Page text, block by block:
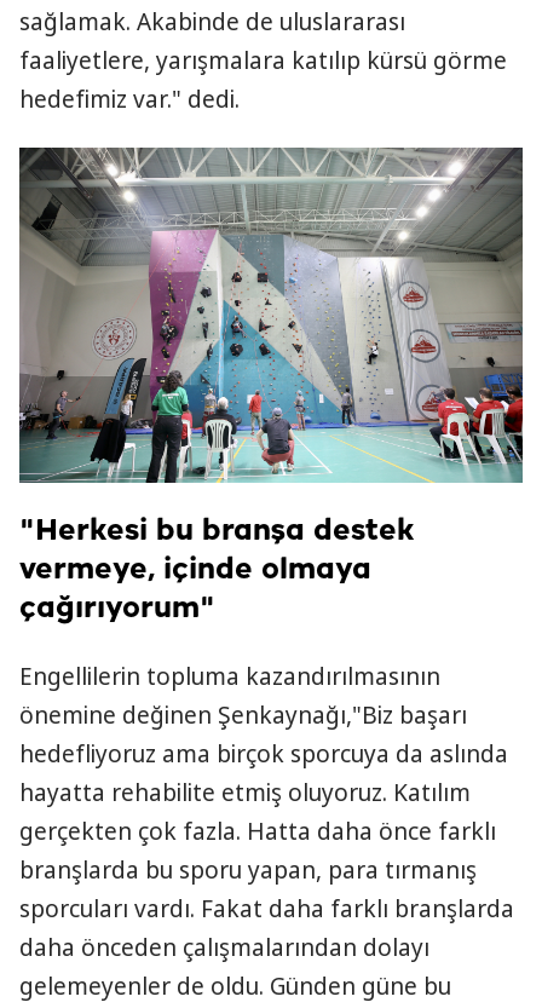
sağlamak. Akabinde de uluslararası
faaliyetlere, yarışmalara katılıp kürsü görme
hedefimiz var." dedi.
"Herkesi bu branşa destek
vermeye, içinde olmaya
çağırıyorum"
Engellilerin topluma kazandırılmasının
önemine değinen Şenkaynağı,"Biz başarı
hedefliyoruz ama birçok sporcuya da aslında
hayatta rehabilite etmiş oluyoruz. Katılım
gerçekten çok fazla. Hatta daha önce farklı
branşlarda bu sporu yapan, para tırmanış
sporcuları vardı. Fakat daha farklı branşlarda
daha önceden çalışmalarından dolayı
gelemeyenler de oldu. Günden güne bu